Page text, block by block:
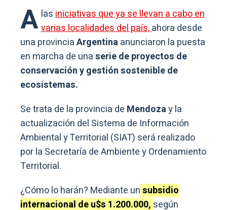
A lasiniciativas que ya se llevan a cabo en
varias localidades del país,ahora desde
una provinciaArgentinaanunciaron la puesta
en marcha de unaserie de proyectos de
conservación y gestión sostenible de
ecosistemas.
Se trata de la provincia de Mendozay la
actualización del Sistema de Información
Ambiental y Territorial (SIAT) será realizado
por la Secretaría de Ambiente y Ordenamiento
Territorial.
¿Cómo lo harán? Mediante unsubsidio
internacional de u$s 1.200.000, según